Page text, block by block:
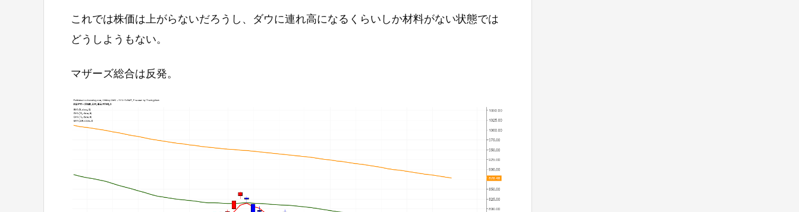
これでは株価は上がらないだろうし、ダウに連れ高になるくらいしか材料がない状態では
どうしようもない。
マザーズ総合は反発。